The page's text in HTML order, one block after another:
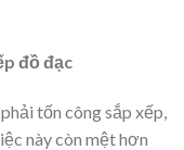
đồ đạc
tốn công sắp xếp,
này còn mệt hơn